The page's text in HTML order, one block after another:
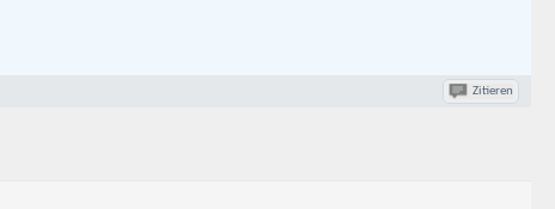
Zitieren